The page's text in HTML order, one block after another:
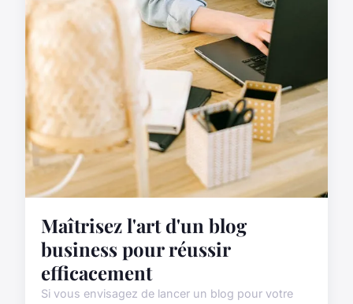
Maîtrisez l'art d'un blog
business pour réussir
efficacement
Si vous envisagez de lancer un blog pour votre